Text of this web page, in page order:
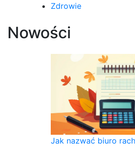
Zdrowie
Nowości
Jak nazwać biuro